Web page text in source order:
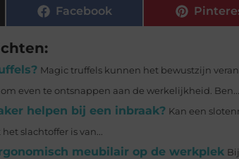
Facebook
Magic truffels kunnen het bewustzijn
even te ontsnappen aan de werkelijkheid. Ben...
helpen bij een inbraak? Kan een
slachtoffer is van...
meubilair op de werkplek